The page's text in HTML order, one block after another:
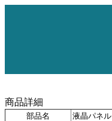
商品詳細
部品名
液晶パネル